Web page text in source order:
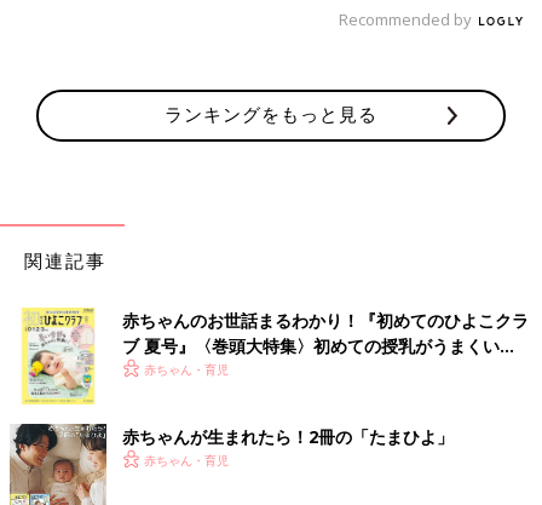
をふいていました。これは命が危ないんじゃないか、とかなりあ
（郁恵さん）
が、きっと娘の意識は戻っていない状態だったと思います。診察
という病気の可能性があるから入院して検査しましょう、とのこ
とで、5日ほど入院して、血液検査や脳波測定、MRI検査をしま
した。
でも検査結果はどれも異常なし。医師によると熱性けいれんかも
しれないし、てんかんかもしれないし、まだはっきりわからない
ということでした。それで、ダイアップというけいれん止めの座
Recommended by
ランキングをもっと見る
関連記事
赤ちゃんのお世話まるわかり！『初めてのひよこクラ
ブ 夏号』〈巻頭大特集〉初めての授乳がうまくい
く！ おっぱい・ミルクの基本と夏のトラブル 解決テ
赤ちゃん・育児
赤ちゃんが生まれたら！2冊の「たまひよ」
赤ちゃん・育児